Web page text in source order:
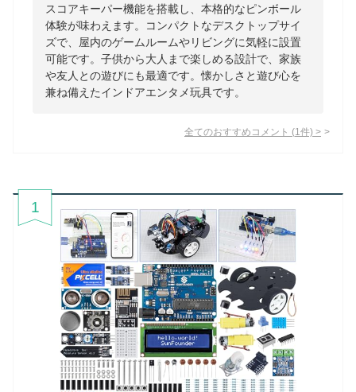
スコアキーパー機能を搭載し、本格的なピンボール
体験が味わえます。コンパクトなデスクトップサイ
ズで、屋内のゲームルームやリビングに気軽に設置
可能です。子供から大人まで楽しめる設計で、家族
や友人との遊びにも最適です。懐かしさと遊び心を
兼ね備えたインドアエンタメ玩具です。
全てのおすすめコメント (1 件) >
1